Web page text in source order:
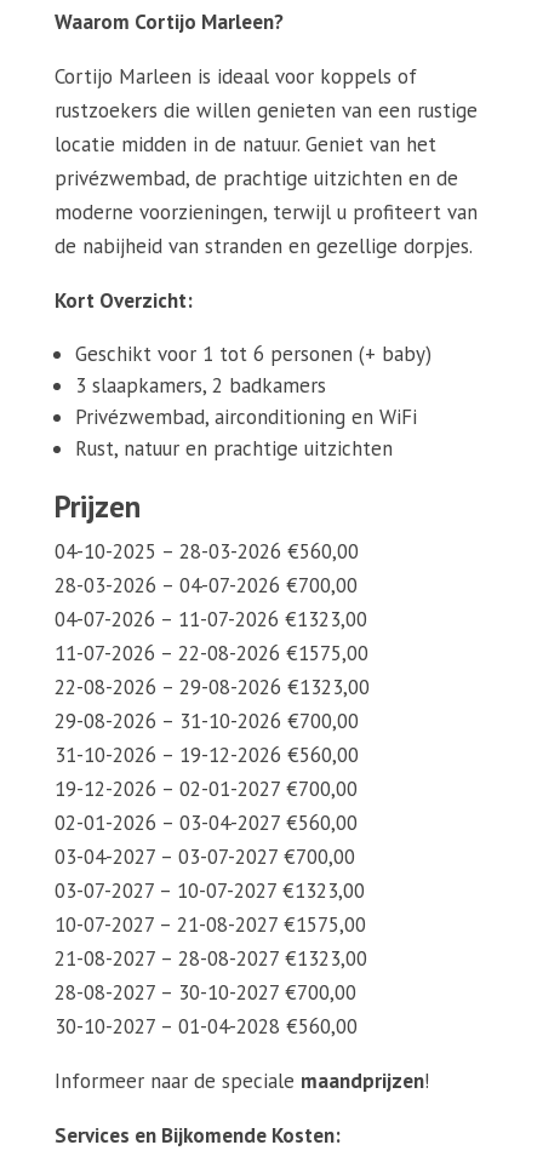
Waarom Cortijo Marleen?
Cortijo Marleen is ideaal voor koppels of
rustzoekers die willen genieten van een rustige
locatie midden in de natuur. Geniet van het
privézwembad, de prachtige uitzichten en de
moderne voorzieningen, terwijl u profiteert van
de nabijheid van stranden en gezellige dorpjes.
Kort Overzicht:
Geschikt voor 1 tot 6 personen (+ baby)
3 slaapkamers, 2 badkamers
Privézwembad, airconditioning en WiFi
Rust, natuur en prachtige uitzichten
Prijzen
04-10-2025 – 28-03-2026 €560,00
28-03-2026 – 04-07-2026 €700,00
04-07-2026 – 11-07-2026 €1323,00
11-07-2026 – 22-08-2026 €1575,00
22-08-2026 – 29-08-2026 €1323,00
29-08-2026 – 31-10-2026 €700,00
31-10-2026 – 19-12-2026 €560,00
19-12-2026 – 02-01-2027 €700,00
02-01-2026 – 03-04-2027 €560,00
03-04-2027 – 03-07-2027 €700,00
03-07-2027 – 10-07-2027 €1323,00
10-07-2027 – 21-08-2027 €1575,00
21-08-2027 – 28-08-2027 €1323,00
28-08-2027 – 30-10-2027 €700,00
30-10-2027 – 01-04-2028 €560,00
Informeer naar de speciale maandprijzen!
Services en Bijkomende Kosten: